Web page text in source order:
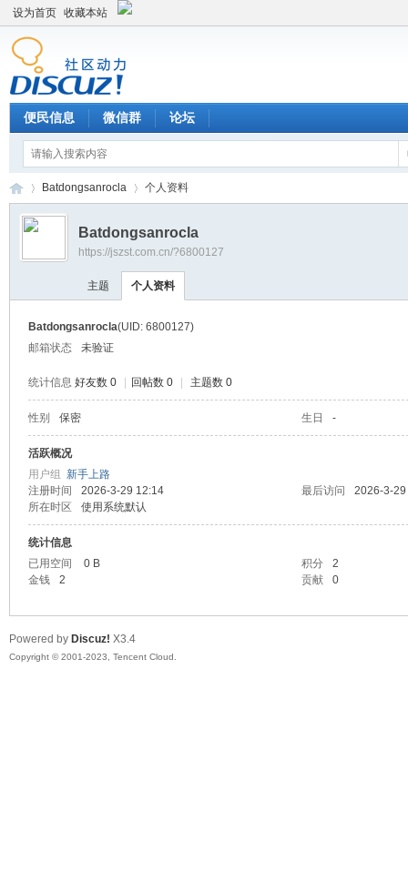
设为首页 收藏本站
便民信息 微信群 论坛
›
Batdongsanrocla 个人资料
Batdongsanrocla
https://jszst.com.cn/?6800127
主题 个人资料
Batdongsanrocla(UID: 6800127)
邮箱状态
未验证
统计信息 好友数 0 回帖数 0 主题数 0
性别 保密 生日 -
活跃概况
用户组 新手上路
注册时间
2026-3-29 12:14 最后访问
2026-3-
所在时区
使用系统默认
统计信息
已用空间
0 B 积分
2
金钱
2 贡献 0
Powered by Discuz! X3.4
Copyright © 2001-2023, Tencent Cloud.